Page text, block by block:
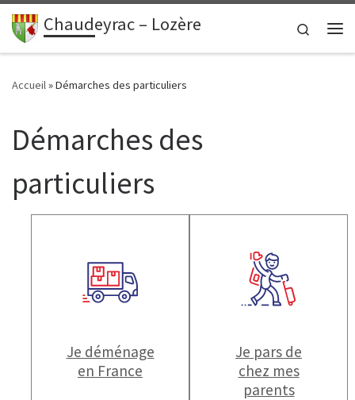
principalPasser au contenu
Chaudeyrac – Lozère
Search
Accueil»Démarches des particuliers
Démarches des
particuliers
Je déménage
en France
Je pars de
chez mes
parents